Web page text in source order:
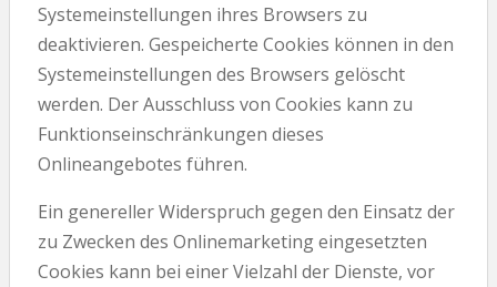
Systemeinstellungen ihres Browsers zu
deaktivieren. Gespeicherte Cookies können in den
Systemeinstellungen des Browsers gelöscht
werden. Der Ausschluss von Cookies kann zu
Funktionseinschränkungen dieses
Onlineangebotes führen.
Ein genereller Widerspruch gegen den Einsatz der
zu Zwecken des Onlinemarketing eingesetzten
Cookies kann bei einer Vielzahl der Dienste, vor